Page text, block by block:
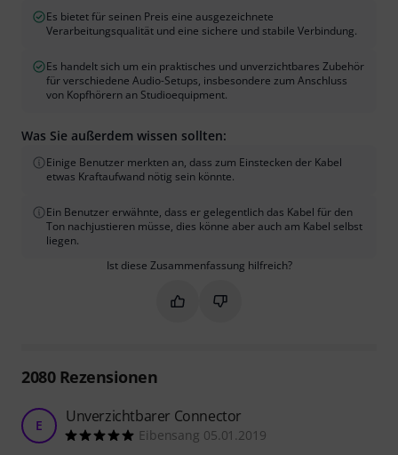
Es bietet für seinen Preis eine ausgezeichnete
Verarbeitungsqualität und eine sichere und stabile Verbindung.
Es handelt sich um ein praktisches und unverzichtbares Zubehör
für verschiedene Audio-Setups, insbesondere zum Anschluss
von Kopfhörern an Studioequipment.
Was Sie außerdem wissen sollten:
Einige Benutzer merkten an, dass zum Einstecken der Kabel
etwas Kraftaufwand nötig sein könnte.
Ein Benutzer erwähnte, dass er gelegentlich das Kabel für den
Ton nachjustieren müsse, dies könne aber auch am Kabel selbst
liegen.
Ist diese Zusammenfassung hilfreich?
Markieren Sie diese
Markieren Sie diese
2080Rezensionen
E Unverzichtbarer Connector
Eibensang 05.01.2019